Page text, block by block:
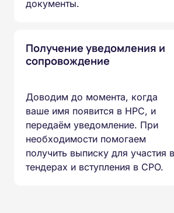
документы.
Получение уведомления и
сопровождение
Доводим до момента, когда
ваше имя появится в НРС, и
передаём уведомление. При
необходимости помогаем
получить выписку для участия в
тендерах и вступления в СРО.